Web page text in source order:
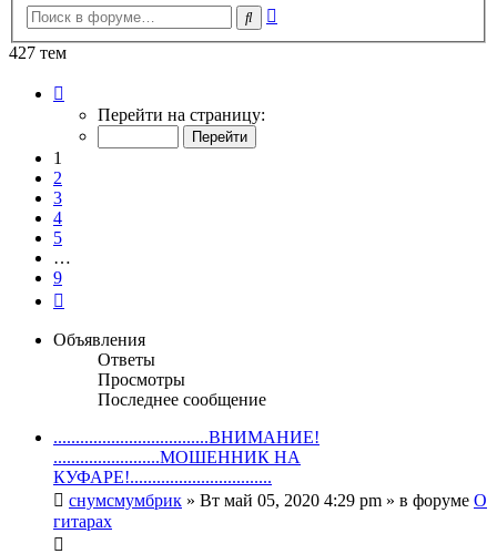
Поиск
427 тем
Перейти на страницу:
1
2
3
4
5
…
9
Объявления
Ответы
Просмотры
Последнее сообщение
...................................ВНИМАНИЕ!
........................МОШЕННИК НА
КУФАРЕ!................................
снумсмумбрик » Вт май 05, 2020 4:29 pm » в форуме О
гитарах